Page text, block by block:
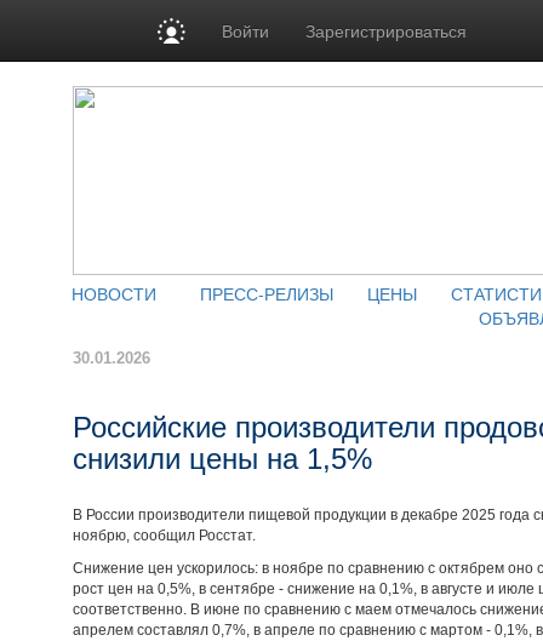
Войти Зарегистрироваться
НОВОСТИ ПРЕСС-РЕЛИЗЫ ЦЕНЫ
30.01.2026
Российские производители
снизили цены на 1,5%
В России производители пищевой продукции в декабре 2025 года
ноябрю, сообщил Росстат.
Снижение цен ускорилось: в ноябре по сравнению с октябрем оно
рост цен на 0,5%, в сентябре - снижение на 0,1%, в августе и
соответственно. В июне по сравнению с маем отмечалось
апрелем составлял 0,7%, в апреле по сравнению с мартом - 0,1%,